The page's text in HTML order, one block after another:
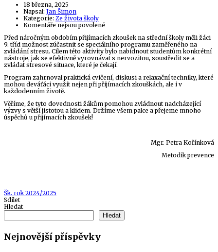
18 března, 2025
Napsal: Author
Jan Šimon
Kategorie: Ze života školy
Komentáře nejsou povolené
s
názvem
Staráme
se
o
pohodu…
Před náročným obdobím přijímacích zkoušek na střední školy měli žáci
9. tříd možnost zúčastnit se speciálního programu zaměřeného na
zvládání stresu. Cílem této aktivity bylo nabídnout studentům konkrétní
nástroje, jak se efektivně vyrovnávat s nervozitou, soustředit se a
zvládat stresové situace, které je čekají.
Program zahrnoval praktická cvičení, diskusi a relaxační techniky, které
mohou deváťáci využít nejen při přijímacích zkouškách, ale i v
každodenním životě.
Věříme, že tyto dovednosti žákům pomohou zvládnout nadcházející
výzvy s větší jistotou a klidem. Držíme všem palce a přejeme mnoho
úspěchů u přijímacích zkoušek!
Mgr. Petra Kořínková
Metodik prevence
Tags
Šk. rok 2024/2025
Sdílet
Hledat
Hledat
Nejnovější příspěvky